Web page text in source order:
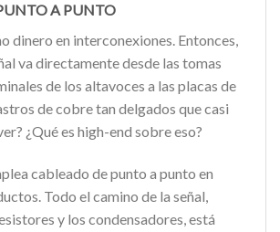
A PUNTO
dinero en interconexiones. Entonces,
va directamente desde las tomas
de los altavoces a las placas de
de cobre tan delgados que casi
¿Qué es high-end sobre eso?
cableado de punto a punto en
Todo el camino de la señal,
y los condensadores, está